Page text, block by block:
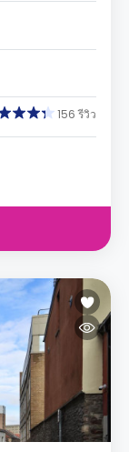
156 รีวิว